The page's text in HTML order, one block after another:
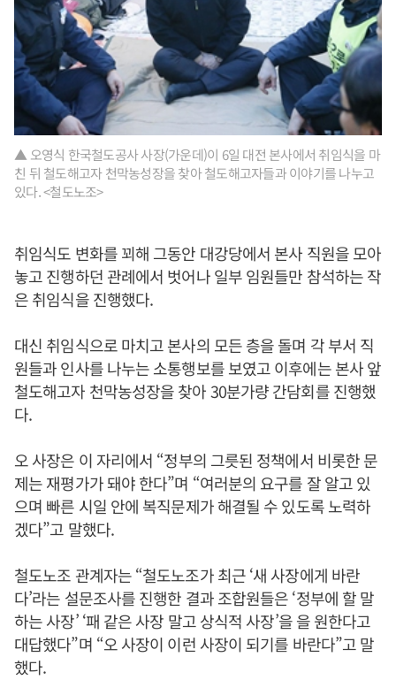
▲ 오영식 한국철도공사 사장(가운데)이 6일 대전 본사에서 취임식을 마
친 뒤 철도해고자 천막농성장을 찾아 철도해고자들과 이야기를 나누고
있다. <철도노조>
취임식도 변화를 꾀해 그동안 대강당에서 본사 직원을 모아
놓고 진행하던 관례에서 벗어나 일부 임원들만 참석하는 작
은 취임식을 진행했다.
대신 취임식으로 마치고 본사의 모든 층을 돌며 각 부서 직
원들과 인사를 나누는 소통행보를 보였고 이후에는 본사 앞
철도해고자 천막농성장을 찾아 30분가량 간담회를 진행했
다.
오 사장은 이 자리에서 “정부의 그릇된 정책에서 비롯한 문
제는 재평가가 돼야 한다”며 “여러분의 요구를 잘 알고 있
으며 빠른 시일 안에 복직문제가 해결될 수 있도록 노력하
겠다”고 말했다.
철도노조 관계자는 “철도노조가 최근 ‘새 사장에게 바란
다’라는 설문조사를 진행한 결과 조합원들은 ‘정부에 할 말
하는 사장’ ‘패 같은 사장 말고 상식적 사장’을 을 원한다고
대답했다”며 “오 사장이 이런 사장이 되기를 바란다”고 말
했다.